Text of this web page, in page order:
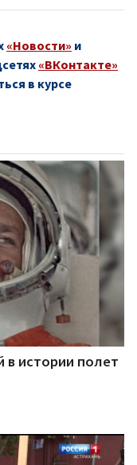
«Новости» и
«ВКонтакте»
в курсе
в истории полет